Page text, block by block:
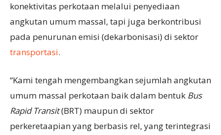
konektivitas perkotaan melalui penyediaan
angkutan umum massal, tapi juga berkontribusi
pada penurunan emisi (dekarbonisasi) di sektor
transportasi.
“Kami tengah mengembangkan sejumlah angkutan
umum massal perkotaan baik dalam bentuk Bus
Rapid Transit(BRT) maupun di sektor
perkeretaapian yang berbasis rel, yang terintegrasi